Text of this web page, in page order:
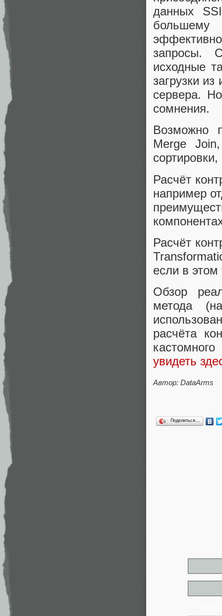
данных
запросы.
исходные
загрузки
сервера.
сомнения.
Возможно
Merge
Расчёт
например
Расчёт
если в
Обзор
метода
расчёта
увидеть
Автор: DataArms
Поделиться…